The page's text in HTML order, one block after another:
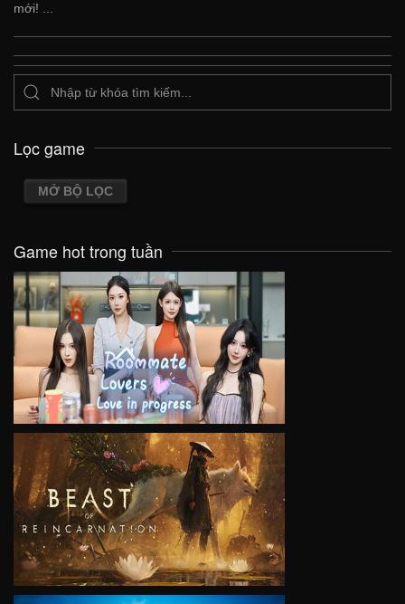
mới! ...
Lọc game
MỞ BỘ LỌC
Game hot trong tuần
VIEW
VIEW